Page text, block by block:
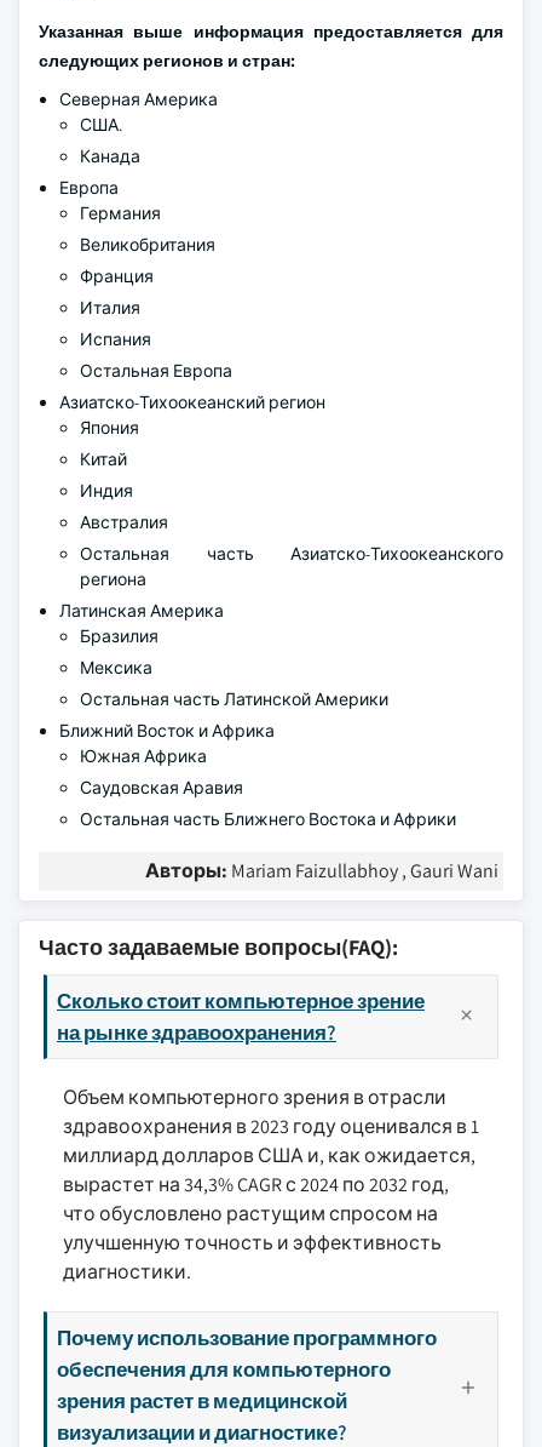
Указанная выше информация предоставляется для
следующих регионов и стран:
Северная Америка
США.
Канада
Европа
Германия
Великобритания
Франция
Италия
Испания
Остальная Европа
Азиатско-Тихоокеанский регион
Япония
Китай
Индия
Австралия
Остальная часть Азиатско-Тихоокеанского
региона
Латинская Америка
Бразилия
Мексика
Остальная часть Латинской Америки
Ближний Восток и Африка
Южная Африка
Саудовская Аравия
Остальная часть Ближнего Востока и Африки
Авторы: Mariam Faizullabhoy , Gauri Wani
Часто задаваемые вопросы(FAQ):
Сколько стоит компьютерное зрение
на рынке здравоохранения?
Объем компьютерного зрения в отрасли
здравоохранения в 2023 году оценивался в 1
миллиард долларов США и, как ожидается,
вырастет на 34,3% CAGR с 2024 по 2032 год,
что обусловлено растущим спросом на
улучшенную точность и эффективность
диагностики.
Почему использование программного
обеспечения для компьютерного
зрения растет в медицинской
визуализации и диагностике?